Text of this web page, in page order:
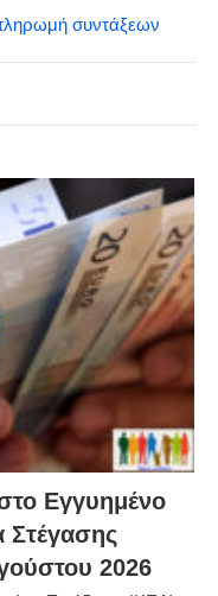
συντάξεων
Εγγυημένο
2026